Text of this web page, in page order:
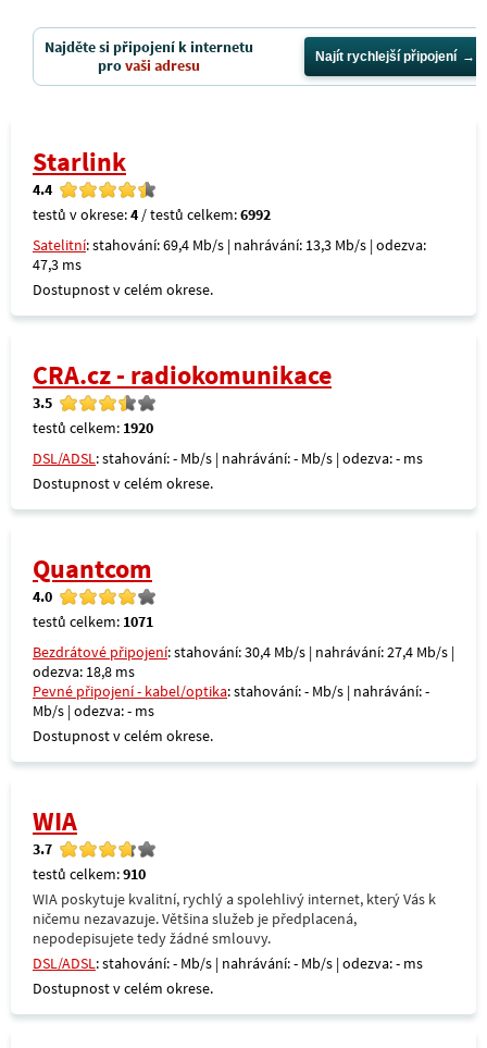
Najděte si připojení k internetu
provaši adresu Najít rychlejší připojení
Starlink
4.4
testů v okrese:4 / testů celkem:6992
Satelitní: stahování: 69,4 Mb/s | nahrávání: 13,3 Mb/s | odezva:
47,3 ms
Dostupnost v celém okrese.
CRA.cz - radiokomunikace
3.5
testů celkem: 1920
DSL/ADSL: stahování: - Mb/s | nahrávání: - Mb/s | odezva: - ms
Dostupnost v celém okrese.
Quantcom
4.0
testů celkem: 1071
Bezdrátové připojení: stahování: 30,4 Mb/s | nahrávání: 27,4 Mb/s |
odezva: 18,8 ms
Pevné připojení - kabel/optika: stahování: - Mb/s | nahrávání: -
Mb/s | odezva: - ms
Dostupnost v celém okrese.
WIA
3.7
testů celkem:910
WIA poskytuje kvalitní, rychlý a spolehlivý internet, který Vás k
ničemu nezavazuje. Většina služeb je předplacená,
nepodepisujete tedy žádné smlouvy.
DSL/ADSL: stahování: - Mb/s | nahrávání: - Mb/s | odezva: - ms
Dostupnost v celém okrese.